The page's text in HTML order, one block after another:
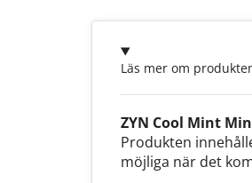
Läs mer om
ZYN Cool Mint
Produkten
möjliga när det